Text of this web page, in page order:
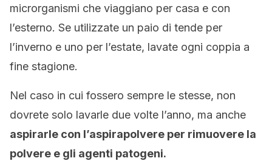
microrganismi che viaggiano per casa e con
l’esterno. Se utilizzate un paio di tende per
l’inverno e uno per l’estate, lavate ogni coppia a
fine stagione.
Nel caso in cui fossero sempre le stesse, non
dovrete solo lavarle due volte l’anno, ma anche
aspirarle con l’aspirapolvere per rimuovere la
polvere e gli agenti patogeni.